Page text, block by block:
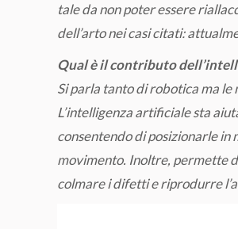
tale da non poter essere
dell’arto nei casi citati:
Qual è il contributo
Si parla tanto di robotica ma
L’intelligenza artificiale sta
consentendo di posizionarle
movimento. Inoltre, permette
colmare i difetti e riprodurre